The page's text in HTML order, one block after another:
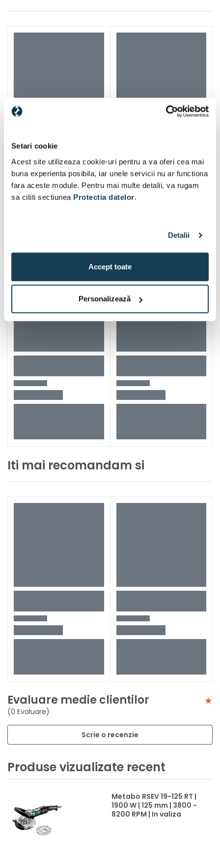
Setari cookie
Acest site utilizeaza cookie-uri pentru a va oferi cea mai
buna experienta posibila, iar unele servicii nu ar functiona
fara aceste module. Pentru mai multe detalii, va rugam
sa cititi sectiunea Protectia datelor.
Detalii
Accept toate
Personalizează
Iti mai recomandam si
Evaluare medie clientilor
(0 Evaluare)
Scrie o recenzie
Produse vizualizate recent
Metabo RSEV 19-125 RT |
1900 W | 125 mm | 3800 -
8200 RPM | In valiza